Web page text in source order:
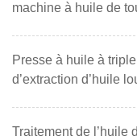
machine à huile de
Presse à huile à
d’extraction d’huile
Traitement de l’huile